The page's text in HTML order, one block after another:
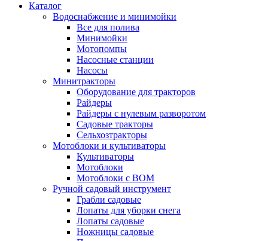
Каталог
Водоснабжение и минимойки
Все для полива
Минимойки
Мотопомпы
Насосные станции
Насосы
Минитракторы
Оборудование для тракторов
Райдеры
Райдеры с нулевым разворотом
Садовые тракторы
Сельхозтракторы
Мотоблоки и культиваторы
Культиваторы
Мотоблоки
Мотоблоки с ВОМ
Ручной садовый инструмент
Грабли садовые
Лопаты для уборки снега
Лопаты садовые
Ножницы садовые